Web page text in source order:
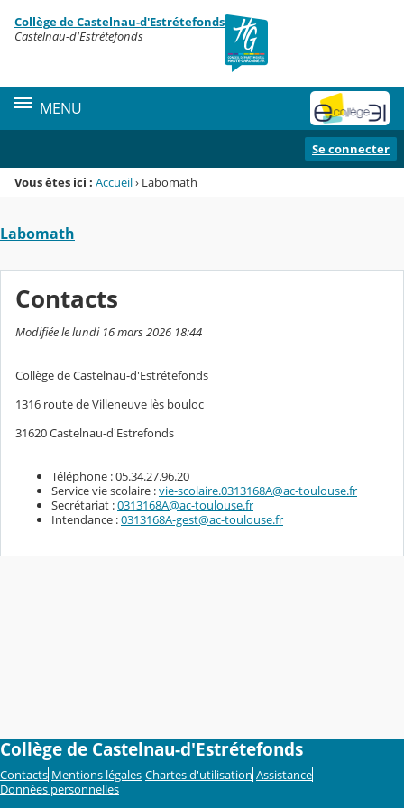
Menu de la rubrique
Contenu
Collège de Castelnau-d'Estrétefonds
Castelnau-d'Estrétefonds
MENU
Se connecter
Vous êtes ici : Accueil› Labomath
Labomath
Contacts
Modifiée le lundi 16 mars 2026 18:44
Collège de Castelnau-d'Estrétefonds
1316 route de Villeneuve lès bouloc
31620 Castelnau-d'Estrefonds
Téléphone : 05.34.27.96.20
Service vie scolaire :vie-scolaire.0313168A@ac-toulouse.fr
Secrétariat :0313168A@ac-toulouse.fr
Intendance :0313168A-gest@ac-toulouse.fr
Collège de Castelnau-d'Estrétefonds
Contacts Mentions légales Chartes d'utilisation Assistance
Données personnelles